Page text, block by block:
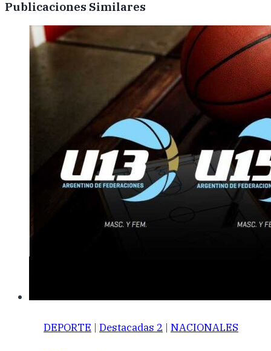
Publicaciones Similares
DEPORTE | Destacadas 2 | NACIONALES